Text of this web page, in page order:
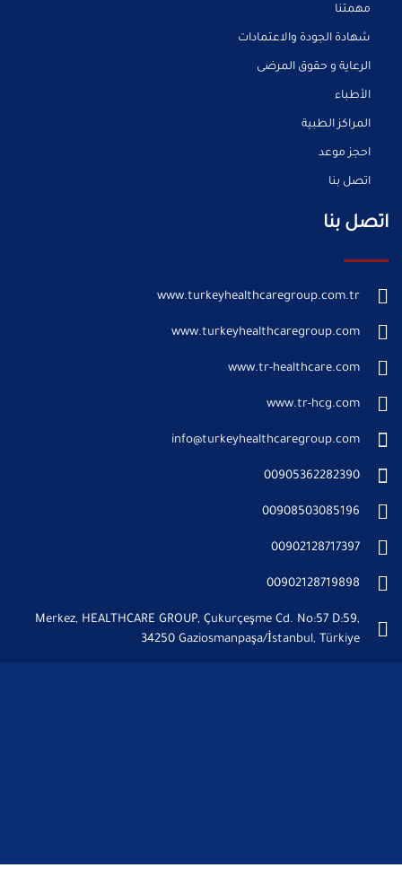
مهمتنا
شهادة الجودة والاعتمادات
الرعاية و حقوق المرضى
الأطباء
المراكز الطبية
احجز موعد
اتصل بنا
اتصل بنا
www.turkeyhealthcaregroup.com.tr
www.turkeyhealthcaregroup.com
www.tr-healthcare.com
www.tr-hcg.com
info@turkeyhealthcaregroup.com
00905362282390
00908503085196
00902128717397
00902128719898
Merkez, HEALTHCARE GROUP, Çukurçeşme Cd. No:57 D:59,
34250 Gaziosmanpaşa/İstanbul, Türkiye